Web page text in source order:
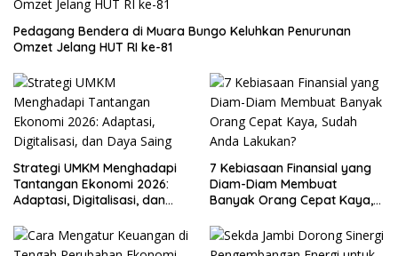
Pedagang Bendera di Muara Bungo Keluhkan Penurunan
Omzet Jelang HUT RI ke-81
Strategi UMKM Menghadapi
Tantangan Ekonomi 2026:
Adaptasi, Digitalisasi, dan
7 Kebiasaan Finansial yang
Diam-Diam Membuat
Banyak Orang Cepat Kaya,